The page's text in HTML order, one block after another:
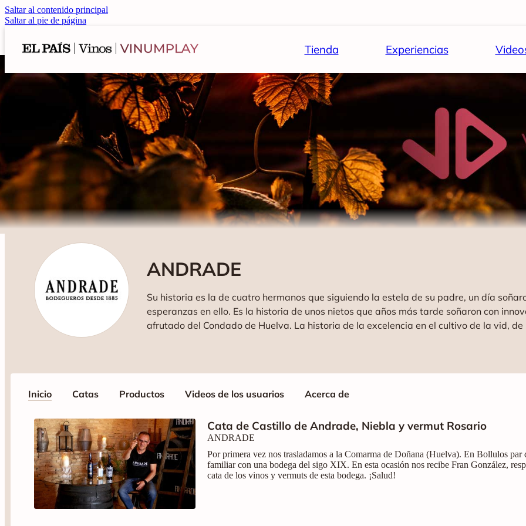
Saltar al contenido principal
Saltar al pie de página
Tienda Experiencias
ANDRADE
Su historia es la de cuatro hermanos que siguiendo la estela de su padre, un día
esperanzas en ello. Es la historia de unos nietos que años más tarde soñaron con
afrutado del Condado de Huelva. La historia de la excelencia en el cultivo de la vid, de los días con más de veinticuatro horas y de la lucha
Inicio Catas Productos Videos de los usuarios Acerca de
Cata de Castillo de Andrade, Niebla y vermut Rosario
ANDRADE
Por primera vez nos trasladamos a la Comarma de Doñana (Huelva). En Bollulos
familiar con una bodega del sigo XIX. En esta ocasión nos recibe Fran González,
cata de los vinos y vermuts de esta bodega. ¡Salud!